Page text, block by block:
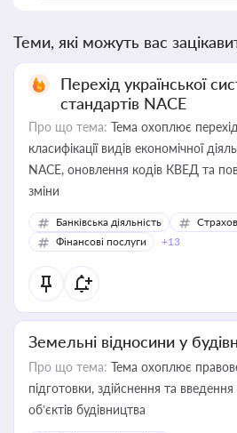
Теми, які можуть вас
Перехід української
стандартів NACE
Про що тема: Тема охоплює
класифікації видів економічної
NACE, оновлення кодів КВЕД та
зміни
Банківська діяльність
Фінансові послуги
+13
Земельні відносини у
Про що тема: Тема охоплює
підготовки, здійснення та
об’єктів будівництва